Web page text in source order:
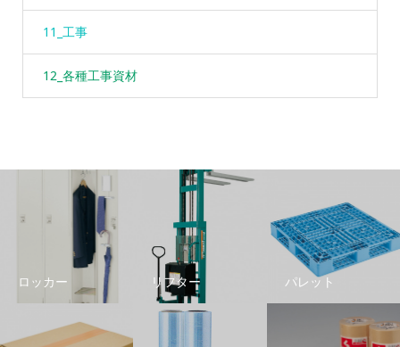
11_工事
12_各種工事資材
ロッカー リフター パレット